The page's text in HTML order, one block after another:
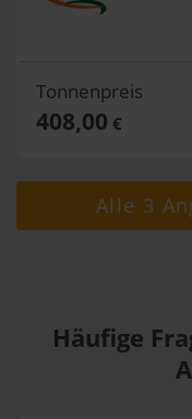
Tonnenpreis
408,00 €
Alle 3
Häufige